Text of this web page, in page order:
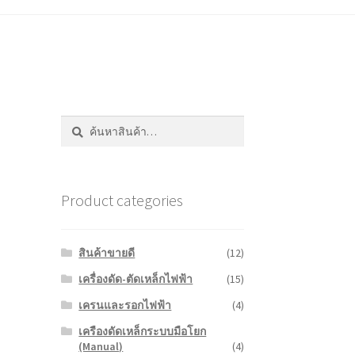
ค้นหา:
ค้นหา
Product categories
สินค้าขายดี
(12)
เครื่องดัด-ตัดเหล็กไฟฟ้า
(15)
เครนและรอกไฟฟ้า
(4)
เครืองดัดเหล็กระบบมือโยก
(Manual)
(4)